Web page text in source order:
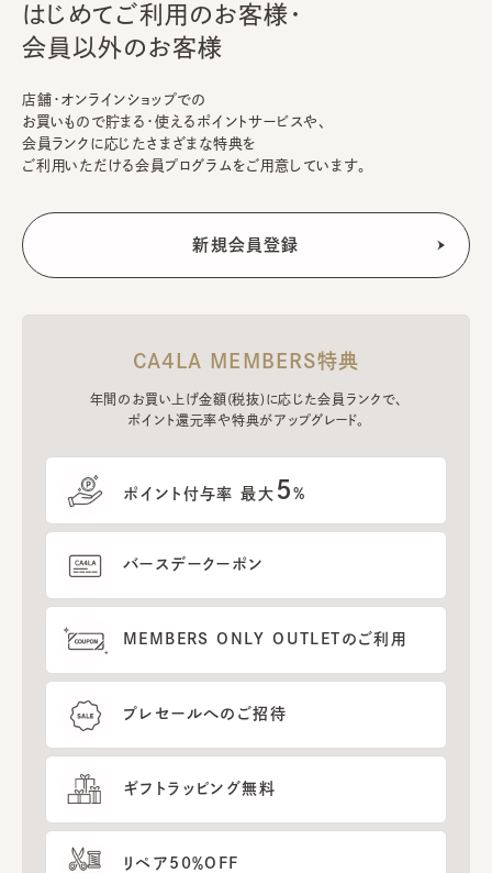
はじめてご利用のお客様・
会員以外のお客様
店舗・オンラインショップでの
お買いもので貯まる・使えるポイントサービスや、
会員ランクに応じたさまざまな特典を
ご利用いただける会員プログラムをご用意しています。
CA4LA MEMBERS特典
年間のお買い上げ金額(税抜)に応じた会員ランクで、
ポイント還元率や特典がアップグレード。
ポイント付与率 最大 5%
バースデークーポン
MEMBERS ONLY OUTLETのご利用
プレセールへのご招待
ギフトラッピング無料
リペア50％OFF